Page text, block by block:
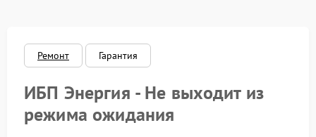
Ремонт Гарантия
ИБП Энергия - Не выходит из
режима ожидания